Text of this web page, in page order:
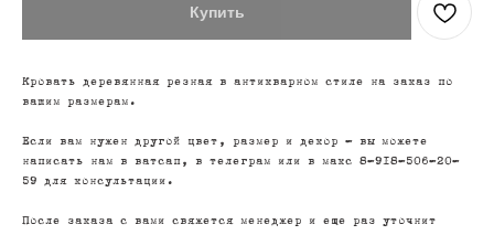
Купить
Кровать деревянная резная в антикварном стиле на заказ по
вашим размерам.
Если вам нужен другой цвет, размер и декор - вы можете
написать нам в ватсап, в телеграм или в макс 8-918-506-20-
59 для консультации.
После заказа с вами свяжется менеджер и еще раз уточнит